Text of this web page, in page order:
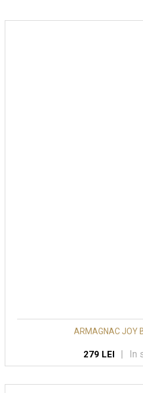
ARMAGNAC JOY
279 LEI In